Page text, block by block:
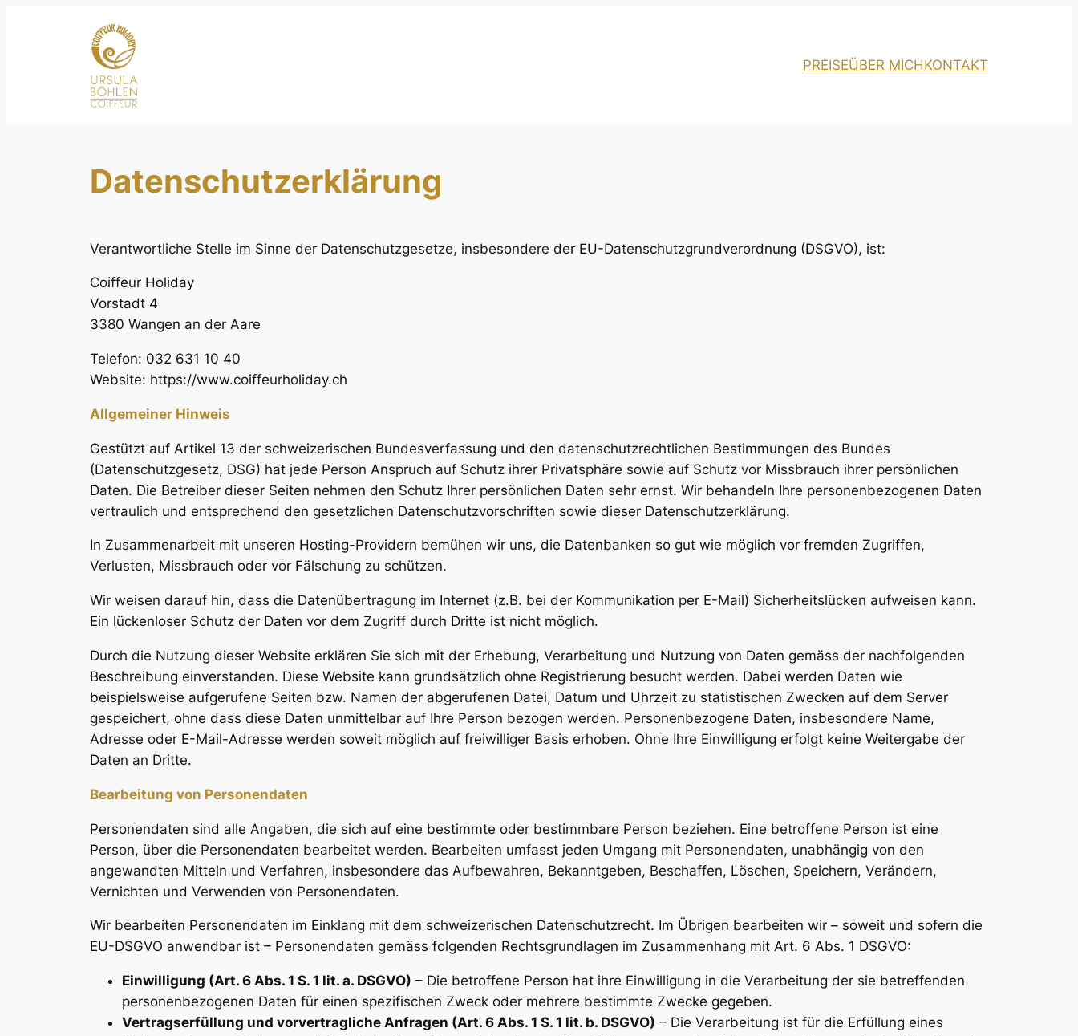
PREISEÜBER MICHKONTAKT
Datenschutzerklärung
Verantwortliche Stelle im Sinne der Datenschutzgesetze, insbesondere der EU-Datenschutzgrundverordnung (DSGVO), ist:
Coiffeur Holiday
Vorstadt 4
3380 Wangen an der Aare
Telefon: 032 631 10 40
Website: https://www.coiffeurholiday.ch
Allgemeiner Hinweis
Gestützt auf Artikel 13 der schweizerischen Bundesverfassung und den datenschutzrechtlichen Bestimmungen des Bundes
(Datenschutzgesetz, DSG) hat jede Person Anspruch auf Schutz ihrer Privatsphäre sowie auf Schutz vor Missbrauch ihrer persönlichen
Daten. Die Betreiber dieser Seiten nehmen den Schutz Ihrer persönlichen Daten sehr ernst. Wir behandeln Ihre personenbezogenen Daten
vertraulich und entsprechend den gesetzlichen Datenschutzvorschriften sowie dieser Datenschutzerklärung.
In Zusammenarbeit mit unseren Hosting-Providern bemühen wir uns, die Datenbanken so gut wie möglich vor fremden Zugriffen,
Verlusten, Missbrauch oder vor Fälschung zu schützen.
Wir weisen darauf hin, dass die Datenübertragung im Internet (z.B. bei der Kommunikation per E-Mail) Sicherheitslücken aufweisen kann.
Ein lückenloser Schutz der Daten vor dem Zugriff durch Dritte ist nicht möglich.
Durch die Nutzung dieser Website erklären Sie sich mit der Erhebung, Verarbeitung und Nutzung von Daten gemäss der nachfolgenden
Beschreibung einverstanden. Diese Website kann grundsätzlich ohne Registrierung besucht werden. Dabei werden Daten wie
beispielsweise aufgerufene Seiten bzw. Namen der abgerufenen Datei, Datum und Uhrzeit zu statistischen Zwecken auf dem Server
gespeichert, ohne dass diese Daten unmittelbar auf Ihre Person bezogen werden. Personenbezogene Daten, insbesondere Name,
Adresse oder E-Mail-Adresse werden soweit möglich auf freiwilliger Basis erhoben. Ohne Ihre Einwilligung erfolgt keine Weitergabe der
Daten an Dritte.
Bearbeitung von Personendaten
Personendaten sind alle Angaben, die sich auf eine bestimmte oder bestimmbare Person beziehen. Eine betroffene Person ist eine
Person, über die Personendaten bearbeitet werden. Bearbeiten umfasst jeden Umgang mit Personendaten, unabhängig von den
angewandten Mitteln und Verfahren, insbesondere das Aufbewahren, Bekanntgeben, Beschaffen, Löschen, Speichern, Verändern,
Vernichten und Verwenden von Personendaten.
Wir bearbeiten Personendaten im Einklang mit dem schweizerischen Datenschutzrecht. Im Übrigen bearbeiten wir – soweit und sofern die
EU-DSGVO anwendbar ist – Personendaten gemäss folgenden Rechtsgrundlagen im Zusammenhang mit Art. 6 Abs. 1 DSGVO:
Einwilligung (Art. 6 Abs. 1 S. 1 lit. a. DSGVO) – Die betroffene Person hat ihre Einwilligung in die Verarbeitung der sie betreffenden
personenbezogenen Daten für einen spezifischen Zweck oder mehrere bestimmte Zwecke gegeben.
Vertragserfüllung und vorvertragliche Anfragen (Art. 6 Abs. 1 S. 1 lit. b. DSGVO) – Die Verarbeitung ist für die Erfüllung eines